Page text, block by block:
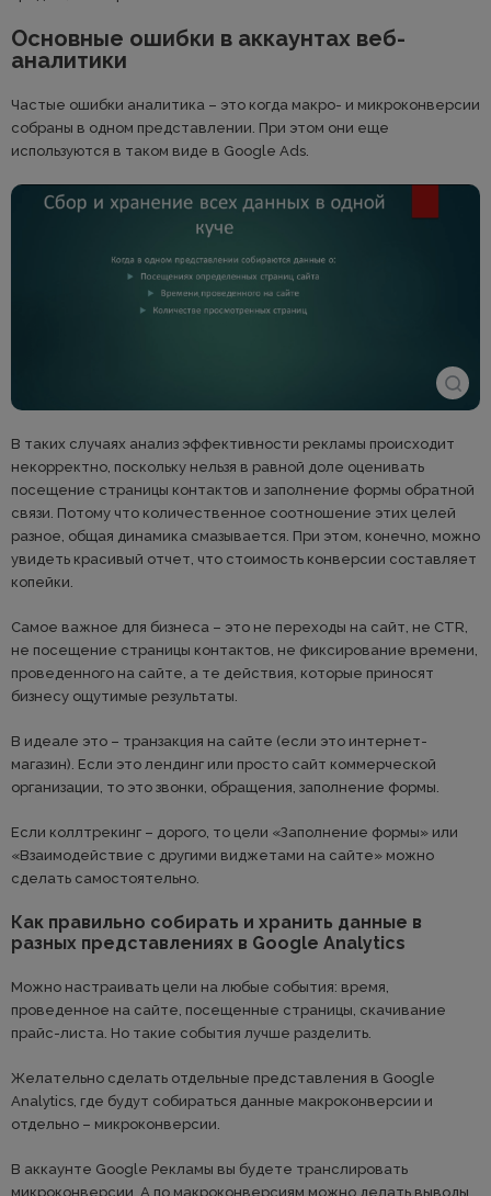
Основные ошибки в аккаунтах веб-
аналитики
Частые ошибки аналитика – это когда макро- и микроконверсии
собраны в одном представлении. При этом они еще
используются в таком виде в Google Ads.
В таких случаях анализ эффективности рекламы происходит
некорректно, поскольку нельзя в равной доле оценивать
посещение страницы контактов и заполнение формы обратной
связи. Потому что количественное соотношение этих целей
разное, общая динамика смазывается. При этом, конечно, можно
увидеть красивый отчет, что стоимость конверсии составляет
копейки.
Самое важное для бизнеса – это не переходы на сайт, не CTR,
не посещение страницы контактов, не фиксирование времени,
проведенного на сайте, а те действия, которые приносят
бизнесу ощутимые результаты.
В идеале это – транзакция на сайте (если это интернет-
магазин). Если это лендинг или просто сайт коммерческой
организации, то это звонки, обращения, заполнение формы.
Если коллтрекинг – дорого, то цели «Заполнение формы» или
«Взаимодействие с другими виджетами на сайте» можно
сделать самостоятельно.
Как правильно собирать и хранить данные в
разных представлениях в Google Analytics
Можно настраивать цели на любые события: время,
проведенное на сайте, посещенные страницы, скачивание
прайс-листа. Но такие события лучше разделить.
Желательно сделать отдельные представления в Google
Analytics, где будут собираться данные макроконверсии и
отдельно – микроконверсии.
В аккаунте Google Рекламы вы будете транслировать
микроконверсии. А по макроконверсиям можно делать выводы